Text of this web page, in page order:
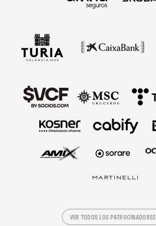
VER TODOS LOS PATROCINADORES